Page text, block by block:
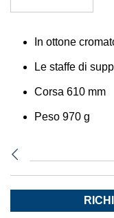
In ottone
Le staffe di
Corsa 610 mm
Peso 970 g